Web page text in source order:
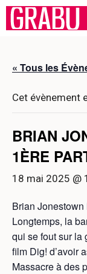
Aller
« Tous les
Cet évènement
BRIAN
1ÈRE
18 mai 2025 @
Brian
Longtemps, la
qui se fout sur la
film Dig! d’avoir
Massacre à des